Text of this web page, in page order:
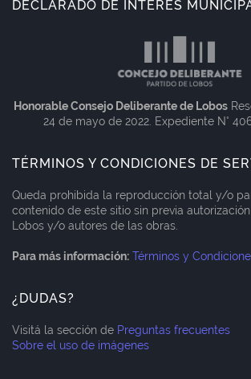
DECLARADO DE INTERÉS
Honorable Consejo Deliberante de Lobos
24 de mayo de 2022. Expediente N°
TÉRMINOS Y CONDICIONES DE
Queda prohibida la reproducción total y/o
contenido de este sitio sin previa
Lobos y/o autores de las obras.
Para más información: Términos y
¿DUDAS?
Visitá la sección de Preguntas frecuentes
Sobre el uso de imágenes